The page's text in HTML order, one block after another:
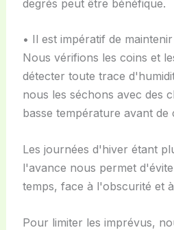
degrés peut être bénéfique.
• Il est impératif de
Nous vérifions les coins et
détecter toute trace
nous les séchons avec des
basse température avant de
Les journées d'hiver étant
l'avance nous permet
temps, face à l'obscurité et
Pour limiter les imprévus,